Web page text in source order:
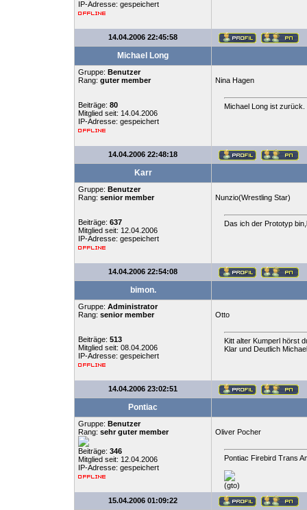
IP-Adresse: gespeichert
14.04.2006 22:45:58
Michael Long
Gruppe: Benutzer
Rang: guter member
Beiträge: 80
Mitglied seit: 14.04.2006
IP-Adresse: gespeichert
Nina Hagen
Michael Long ist zurück.
14.04.2006 22:48:18
Karr
Gruppe: Benutzer
Rang: senior member
Beiträge: 637
Mitglied seit: 12.04.2006
IP-Adresse: gespeichert
Nunzio(Wrestling Star)
Das ich der Prototyp
14.04.2006 22:54:08
bimon.
Gruppe: Administrator
Rang: senior member
Beiträge: 513
Mitglied seit: 08.04.2006
IP-Adresse: gespeichert
Otto
Kitt alter Kumperl hörst
Klar und Deutlich Michael.
14.04.2006 23:02:51
Pontiac
Gruppe: Benutzer
Rang: sehr guter member
Beiträge: 346
Mitglied seit: 12.04.2006
IP-Adresse: gespeichert
Oliver Pocher
Pontiac Firebird Trans
(gto)
15.04.2006 01:09:22